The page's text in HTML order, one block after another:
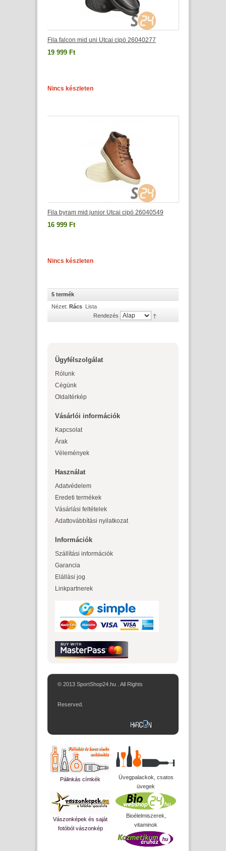
Fila falcon mid uni Utcai cipö 26040277
19 999 Ft
Nincs készleten
Fila byram mid junior Utcai cipö 26040549
16 999 Ft
Nincs készleten
5 termék
Nézet: Rács Lista
Rendezés
Ügyfélszolgálat
Rólunk
Cégünk
Oldaltérkép
Vásárlói információk
Kapcsolat
Árak
Vélemények
Használat
Adatvédelem
Eredeti termékek
Vásárlási feltételek
Adattovábbítási nyilatkozat
Információk
Szállítási információk
Garancia
Elállási jog
Linkpartnerek
© 2013 SportShop24.hu . All Rights
Reserved.
Pálinkás címkék
Üvegpalackok, csatos
üvegek
Vászonképek és saját
fotóból vászonkép
Bioélelmiszerek,
vitaminok